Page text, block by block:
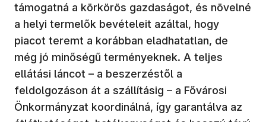
támogatná a körkörös gazdaságot, és növelné
a helyi termelők bevételeit azáltal, hogy
piacot teremt a korábban eladhatatlan, de
még jó minőségű terményeknek. A teljes
ellátási láncot – a beszerzéstől a
feldolgozáson át a szállításig – a Fővárosi
Önkormányzat koordinálná, így garantálva az